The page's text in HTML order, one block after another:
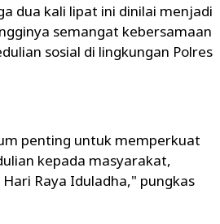
dua kali lipat ini dinilai menjadi
semangat kebersamaan
sosial di lingkungan Polres
penting untuk memperkuat
kepada masyarakat,
Raya Iduladha," pungkas